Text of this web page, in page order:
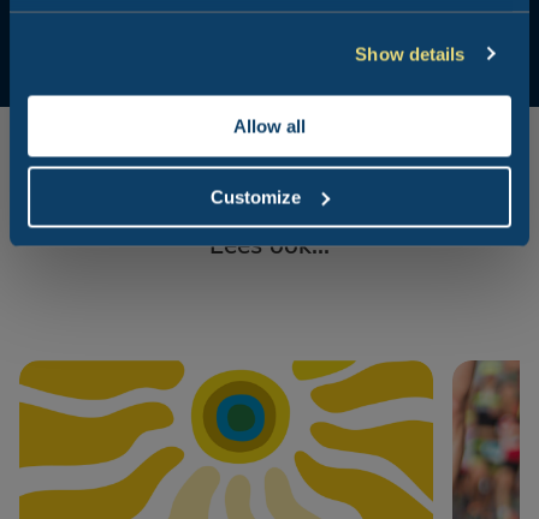
Show details
Allow all
Customize
Lees ook...